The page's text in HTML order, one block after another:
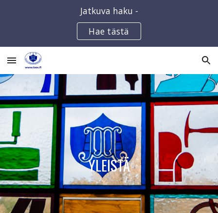
Jatkuva haku -
Hae tästä
YLEISTÄ